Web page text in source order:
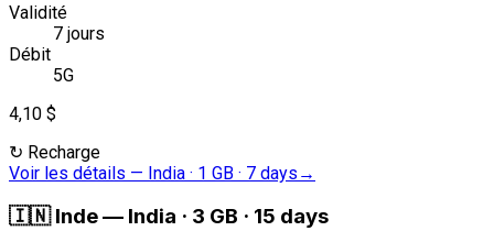
Validité
7 jours
Débit
5G
4,10 $
↻ Recharge
Voir les détails — India · 1 GB · 7 days →
🇮🇳 Inde— India · 3 GB · 15 days